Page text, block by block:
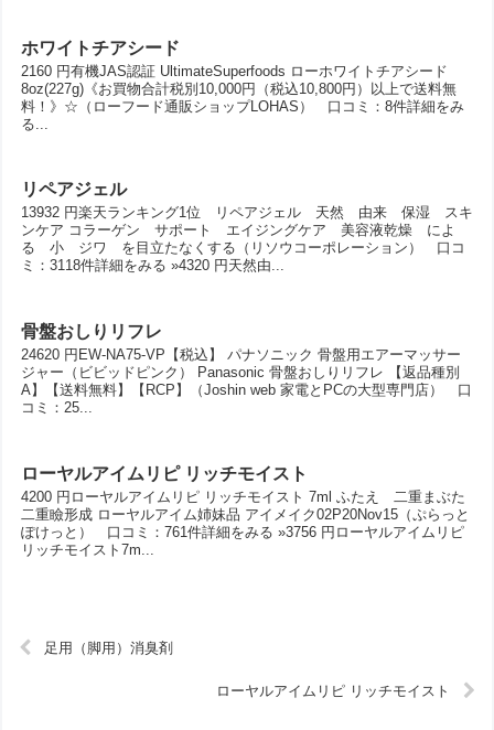
ホワイトチアシード
2160 円有機JAS認証 UltimateSuperfoods ローホワイトチアシード
8oz(227g)《お買物合計税別10,000円（税込10,800円）以上で送料無
料！》☆（ローフード通販ショップLOHAS） 口コミ：8件詳細をみ
る...
リペアジェル
13932 円楽天ランキング1位 リペアジェル 天然 由来 保湿 スキ
ンケア コラーゲン サポート エイジングケア 美容液乾燥 によ
る 小 ジワ を目立たなくする（リソウコーポレーション） 口コ
ミ：3118件詳細をみる »4320 円天然由...
骨盤おしりリフレ
24620 円EW-NA75-VP【税込】 パナソニック 骨盤用エアーマッサー
ジャー（ビビッドピンク） Panasonic 骨盤おしりリフレ 【返品種別
A】【送料無料】【RCP】（Joshin web 家電とPCの大型専門店） 口
コミ：25...
ローヤルアイムリピ リッチモイスト
4200 円ローヤルアイムリピ リッチモイスト 7ml ふたえ 二重まぶた
二重瞼形成 ローヤルアイム姉妹品 アイメイク02P20Nov15（ぷらっと
ぽけっと） 口コミ：761件詳細をみる »3756 円ローヤルアイムリピ
リッチモイスト7m...
足用（脚用）消臭剤
ローヤルアイムリピ リッチモイスト